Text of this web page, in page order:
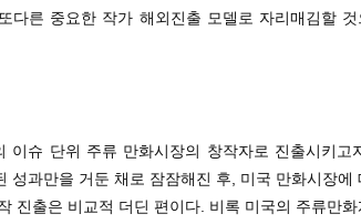
다른 중요한 작가 해외진출 모델로 자리매김할 것
이슈 단위 주류 만화시장의 창작자로 진출시키고
성과만을 거둔 채로 잠잠해진 후, 미국 만화시장에
진출은 비교적 더딘 편이다. 비록 미국의 주류만화